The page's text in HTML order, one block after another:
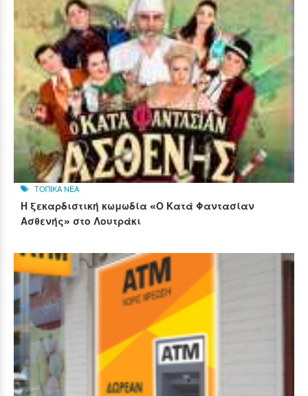
ΤΟΠΙΚΑ ΝΕΑ
Η ξεκαρδιστική κωμωδία «Ο Κατά Φαντασίαν
Ασθενής» στο Λουτράκι